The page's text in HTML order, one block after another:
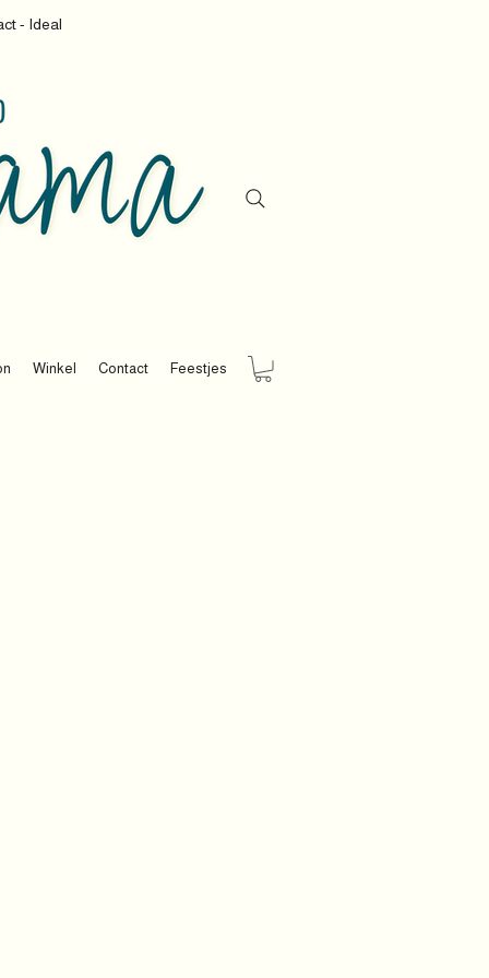
- Ideal
Winkel Contact Feestjes